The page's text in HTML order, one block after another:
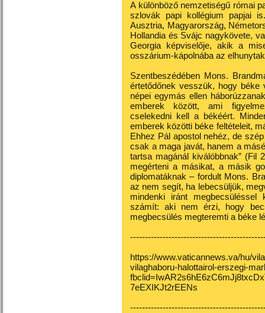
A különböző nemzetiségű római
szlovák papi kollégium papjai
Ausztria, Magyarország,
Hollandia és Svájc nagykövete,
Georgia képviselője, akik a
osszárium-kápolnába az
Szentbeszédében Mons.
értetődőnek vesszük, hogy
népei egymás ellen
emberek között, ami
cselekedni kell a békéért.
emberek közötti béke feltételeit,
Ehhez Pál apostol nehéz, de
csak a maga javát, hanem a
tartsa magánál kiválóbbnak” (Fil
megérteni a másikat, a másik
diplomatáknak – fordult Mons.
az nem segít, ha lebecsüljük,
mindenki iránt
számít: aki nem érzi, hogy
megbecsülés megteremti a béke
https://www.vaticannews.va/hu/
vilaghaboru-halottairol-erszegi-
7eEXIKJt2rEENs